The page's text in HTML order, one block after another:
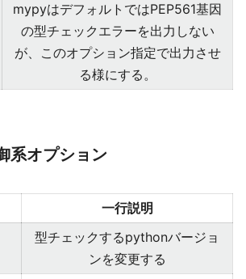
mypyはデフォルトではPEP561基因
の型チェックエラーを出力しない
が、このオプション指定で出力させ
る様にする。
系オプション
一行説明
型チェックするpythonバージョ
ンを変更する